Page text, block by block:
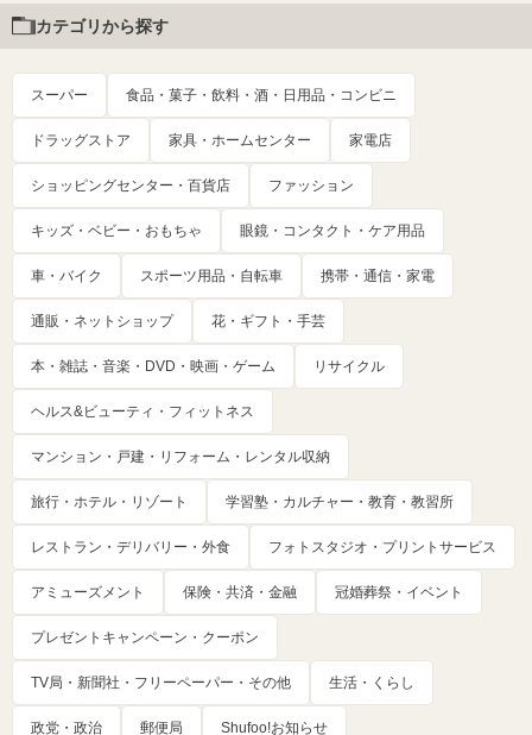
カテゴリから探す
スーパー 食品・菓子・飲料・酒・日用品・コンビニ
ドラッグストア 家具・ホームセンター 家電店
ショッピングセンター・百貨店 ファッション
キッズ・ベビー・おもちゃ 眼鏡・コンタクト・ケア用品
車・バイク スポーツ用品・自転車 携帯・通信・家電
通販・ネットショップ 花・ギフト・手芸
本・雑誌・音楽・DVD・映画・ゲーム リサイクル
ヘルス&ビューティ・フィットネス
マンション・戸建・リフォーム・レンタル収納
旅行・ホテル・リゾート 学習塾・カルチャー・教育・教習所
レストラン・デリバリー・外食 フォトスタジオ・プリントサービス
アミューズメント 保険・共済・金融 冠婚葬祭・イベント
プレゼントキャンペーン・クーポン
TV局・新聞社・フリーペーパー・その他 生活・くらし
政党・政治 郵便局 Shufoo!お知らせ